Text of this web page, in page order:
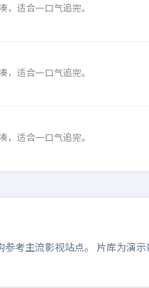
适合一口气追完。
适合一口气追完。
适合一口气追完。
考主流影视站点。 片库为演